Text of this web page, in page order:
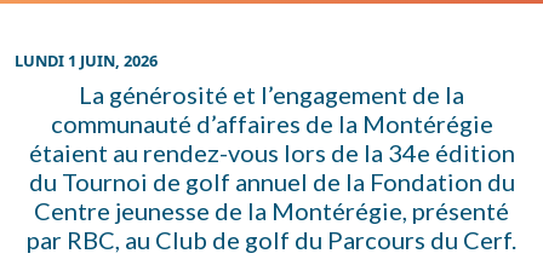
LUNDI 1 JUIN, 2026
La générosité et l’engagement de la
communauté d’affaires de la Montérégie
étaient au rendez-vous lors de la 34e édition
du Tournoi de golf annuel de la Fondation du
Centre jeunesse de la Montérégie, présenté
par RBC, au Club de golf du Parcours du Cerf.